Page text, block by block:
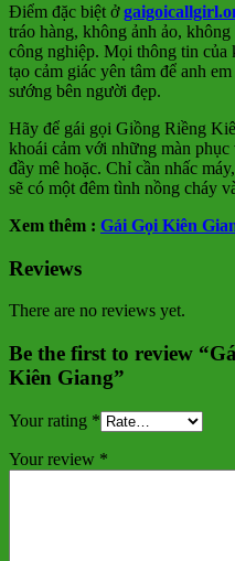
Điểm đặc biệt ở
tráo hàng, không ảnh ảo,
công nghiệp. Mọi thông tin của
tạo cảm giác yên tâm để anh
sướng bên người đẹp.
Hãy để gái gọi Giồng Riềng
khoái cảm với những màn
đầy mê hoặc. Chỉ cần nhấc
sẽ có một đêm tình nồng cháy
Xem thêm : Gái Gọi Kiên
Reviews
There are no reviews yet.
Be the first to review
Kiên Giang”
Your rating *
Your review *